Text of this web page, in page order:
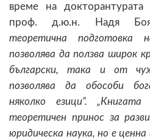
време на
проф. д.ю.н. Надя
теоретична подготовка
позволява да ползва широк
български, така и от
позволява да обособи
няколко езици“.
теоретичен принос за
юридическа наука, но е